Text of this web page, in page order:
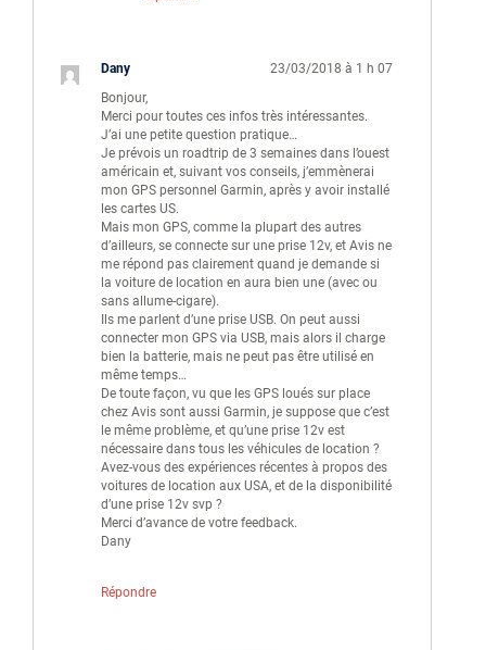
Dany
23/03/2018 à 1 h 07
Bonjour,
Merci pour toutes ces infos très intéressantes.
J’ai une petite question pratique…
Je prévois un roadtrip de 3 semaines dans l’ouest
américain et, suivant vos conseils, j’emmènerai
mon GPS personnel Garmin, après y avoir installé
les cartes US.
Mais mon GPS, comme la plupart des autres
d’ailleurs, se connecte sur une prise 12v, et Avis ne
me répond pas clairement quand je demande si
la voiture de location en aura bien une (avec ou
sans allume-cigare).
Ils me parlent d’une prise USB. On peut aussi
connecter mon GPS via USB, mais alors il charge
bien la batterie, mais ne peut pas être utilisé en
même temps…
De toute façon, vu que les GPS loués sur place
chez Avis sont aussi Garmin, je suppose que c’est
le même problème, et qu’une prise 12v est
nécessaire dans tous les véhicules de location ?
Avez-vous des expériences récentes à propos des
voitures de location aux USA, et de la disponibilité
d’une prise 12v svp ?
Merci d’avance de votre feedback.
Dany
Répondre